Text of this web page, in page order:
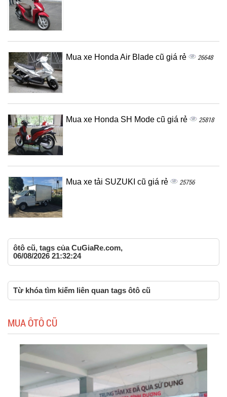
Mua xe Honda Air Blade cũ giá rẻ 26648
Mua xe Honda SH Mode cũ giá rẻ 25818
Mua xe tải SUZUKI cũ giá rẻ 25756
ôtô cũ, tags của CuGiaRe.com,
06/08/2026 21:32:24
Từ khóa tìm kiếm liên quan tags ôtô cũ
MUA ÔTÔ CŨ